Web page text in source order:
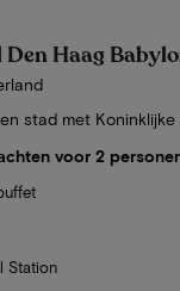
Haag
stad met Koninklijke
voor 2
Station